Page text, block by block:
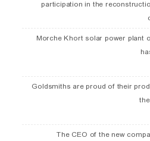
participation in the
Morche Khort solar power plant
Goldsmiths are proud of their
The CEO of the new